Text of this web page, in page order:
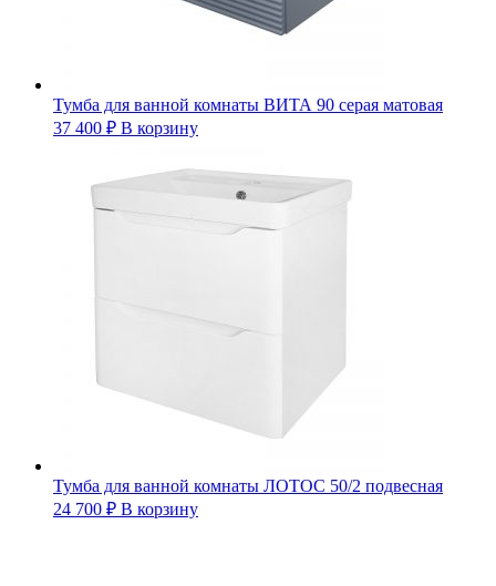
Тумба для ванной комнаты ВИТА 90 серая матовая
37 400 ₽ В корзину
Тумба для ванной комнаты ЛОТОС 50/2 подвесная
24 700 ₽ В корзину